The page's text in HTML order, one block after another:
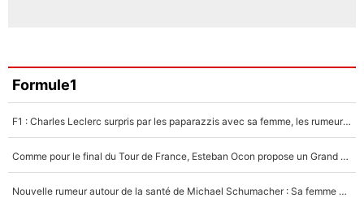
Formule1
F1 : Charles Leclerc surpris par les paparazzis avec sa femme, les rumeurs étaient vraies !
Comme pour le final du Tour de France, Esteban Ocon propose un Grand Prix de Formule 1 à Paris : «Autour de l’Arc de Triomphe, ce serait génial» !
Nouvelle rumeur autour de la santé de Michael Schumacher : Sa femme Corinna sort du silence